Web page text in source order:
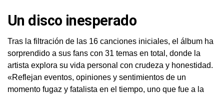
Un disco inesperado
Tras la filtración de las 16 canciones iniciales, el álbum ha
sorprendido a sus fans con 31 temas en total, donde la
artista explora su vida personal con crudeza y honestidad.
«Reflejan eventos, opiniones y sentimientos de un
momento fugaz y fatalista en el tiempo, uno que fue a la